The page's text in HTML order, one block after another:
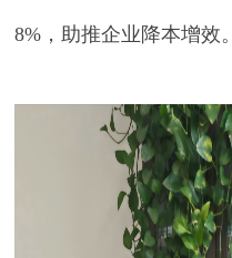
8% ，助推企业降本增效。